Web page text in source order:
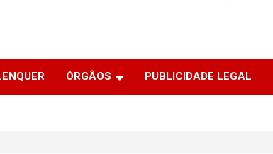
ÓRGÃOS PUBLICIDADE LEGAL